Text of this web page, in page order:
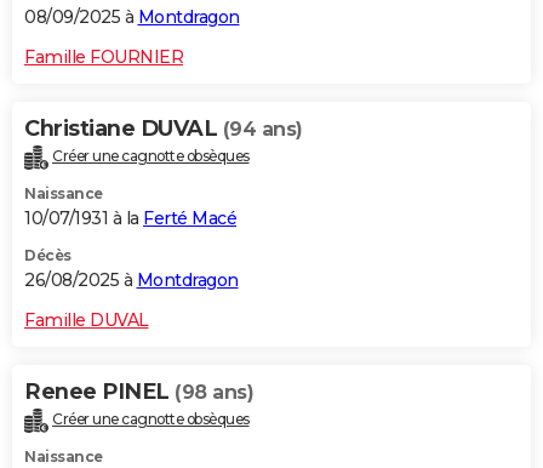
08/09/2025 à Montdragon
Famille FOURNIER
Christiane DUVAL (94 ans)
Créer une cagnotte obsèques
Naissance
10/07/1931 à la Ferté Macé
Décès
26/08/2025 à Montdragon
Famille DUVAL
Renee PINEL (98 ans)
Créer une cagnotte obsèques
Naissance